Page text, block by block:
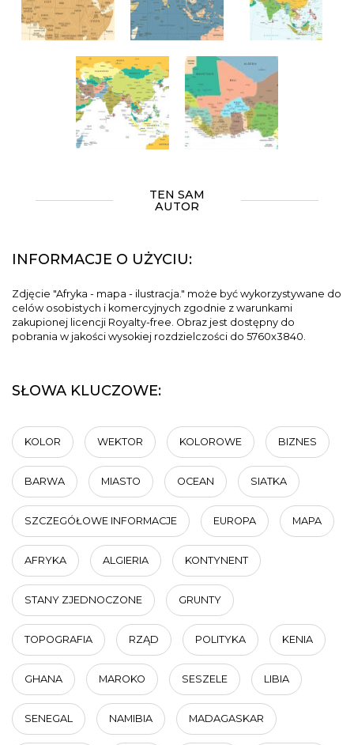
TEN SAM
AUTOR
INFORMACJE O UŻYCIU:
Zdjęcie "Afryka - mapa - ilustracja." może być wykorzystywane do
celów osobistych i komercyjnych zgodnie z warunkami
zakupionej licencji Royalty-free. Obraz jest dostępny do
pobrania w jakości wysokiej rozdzielczości do 5760x3840.
SŁOWA KLUCZOWE:
KOLOR WEKTOR KOLOROWE BIZNES
BARWA MIASTO OCEAN SIATKA
SZCZEGÓŁOWE INFORMACJE EUROPA MAPA
AFRYKA ALGIERIA KONTYNENT
STANY ZJEDNOCZONE GRUNTY
TOPOGRAFIA RZĄD POLITYKA KENIA
GHANA MAROKO SESZELE LIBIA
SENEGAL NAMIBIA MADAGASKAR